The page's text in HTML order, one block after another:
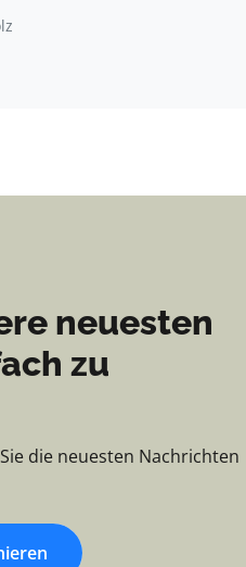
neuesten
zu
die neuesten Nachrichten